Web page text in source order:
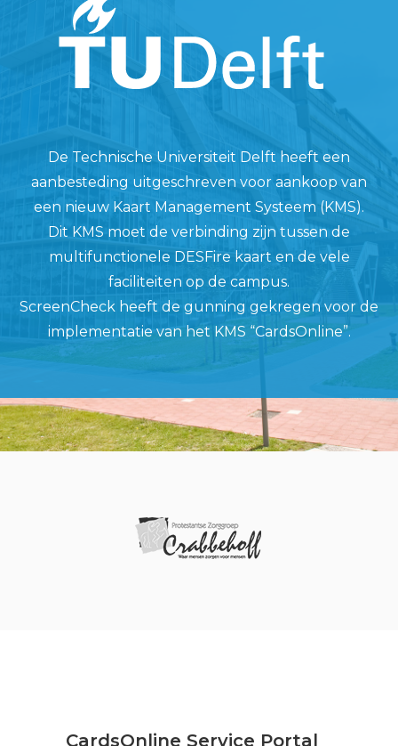
De Technische Universiteit Delft heeft een
aanbesteding uitgeschreven voor aankoop van
een nieuw Kaart Management Systeem (KMS).
Dit KMS moet de verbinding zijn tussen de
multifunctionele DESFire kaart en de vele
faciliteiten op de campus.
ScreenCheck heeft de gunning gekregen voor de
implementatie van het KMS “CardsOnline”.
CardsOnline Service Portal